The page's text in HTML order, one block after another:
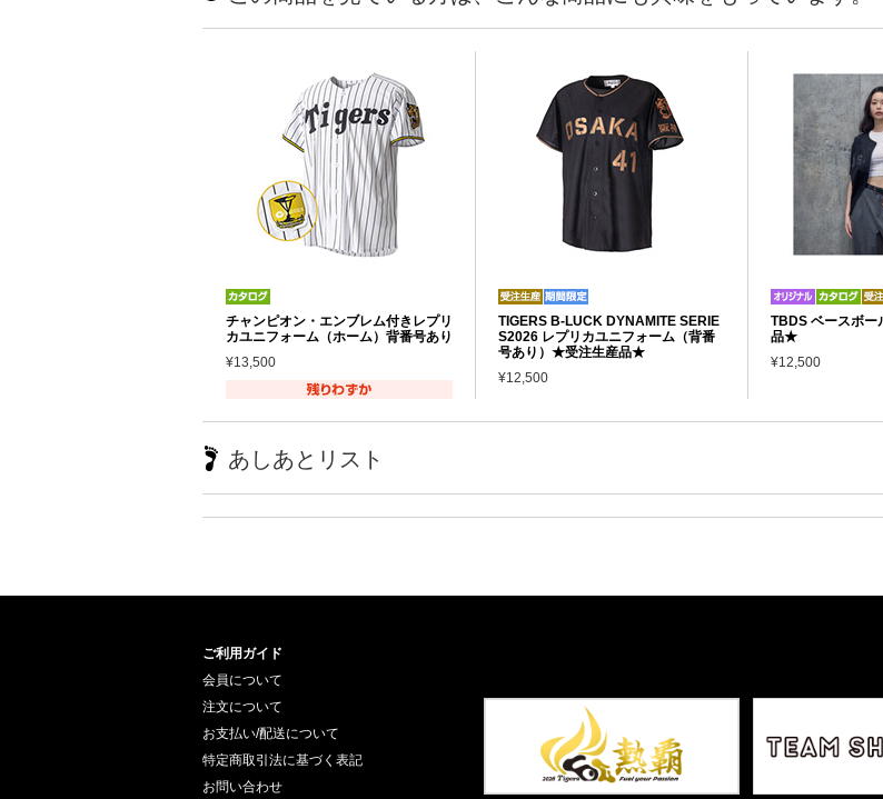
チャンピオン・エンブレム付きレプリ
カユニフォーム（ホーム）背番号あり
¥13,500
TIGERS B-LUCK DYNAMITE SERIE
S2026 レプリカユニフォーム（背番
号あり）★受注生産品★
¥12,500
TBDS ベースボ
品★
¥12,500
あしあとリスト
ご利用ガイド
会員について
注文について
お支払い/配送について
特定商取引法に基づく表記
お問い合わせ